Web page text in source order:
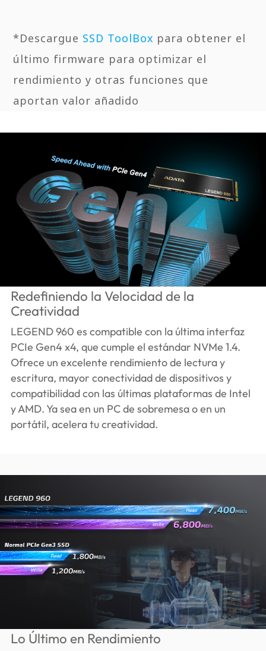
*Descargue SSD ToolBox para obtener el
último firmware para optimizar el
rendimiento y otras funciones que
aportan valor añadido
Redefiniendo la Velocidad de la
Creatividad
LEGEND 960 es compatible con la última interfaz
PCIe Gen4 x4, que cumple el estándar NVMe 1.4.
Ofrece un excelente rendimiento de lectura y
escritura, mayor conectividad de dispositivos y
compatibilidad con las últimas plataformas de Intel
y AMD. Ya sea en un PC de sobremesa o en un
portátil, acelera tu creatividad.
Lo Último en Rendimiento